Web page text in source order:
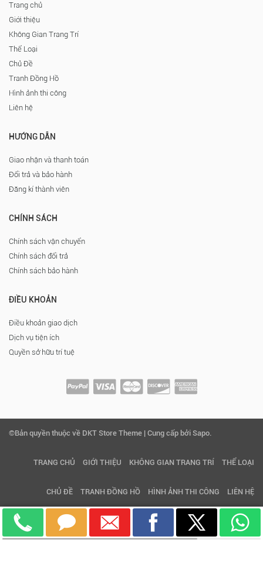
Trang chủ
Giới thiệu
Không Gian Trang Trí
Thể Loại
Chủ Đề
Tranh Đồng Hồ
Hình ảnh thi công
Liên hệ
HƯỚNG DẪN
Giao nhận và thanh toán
Đổi trả và bảo hành
Đăng kí thành viên
CHÍNH SÁCH
Chính sách vận chuyển
Chính sách đổi trả
Chính sách bảo hành
ĐIỀU KHOẢN
Điều khoản giao dịch
Dịch vụ tiện ích
Quyền sở hữu trí tuệ
©Bản quyền thuộc về DKT Store Theme | Cung cấp bởi Sapo.
TRANG CHỦ GIỚI THIỆU KHÔNG GIAN TRANG TRÍ THỂ LOẠI
CHỦ ĐỀ TRANH ĐỒNG HỒ HÌNH ẢNH THI CÔNG LIÊN HỆ